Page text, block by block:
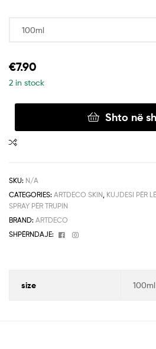
€7.90
2 in stock
Shto në
SKU: N/A
CATEGORIES: ARTDECO SKIN, KUJDESI PËR
SPRAY PËR TRUPIN
BRAND: ARTDECO
SHPËRNDAJE:
Facebook
Instagram
size 100ml